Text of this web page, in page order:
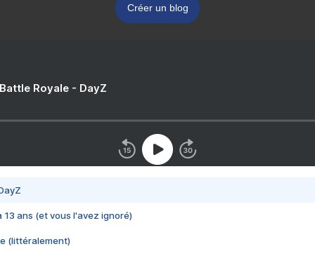
Créer un blog
Royale - DayZ
13 ans (et vous l'avez ignoré)
(littéralement)